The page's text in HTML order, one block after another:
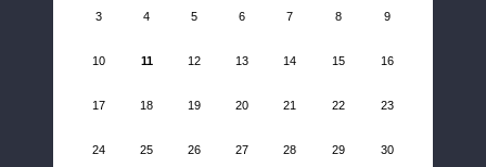
3 4 5 6 7 8 9
10 11 12 13 14 15 16
17 18 19 20 21 22 23
24 25 26 27 28 29 30